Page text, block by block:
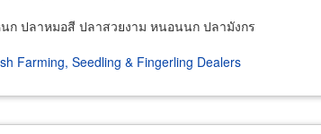
ก ปลาหมอสี ปลาสวยงาม หนอนนก ปลามังกร
Farming, Seedling & Fingerling Dealers